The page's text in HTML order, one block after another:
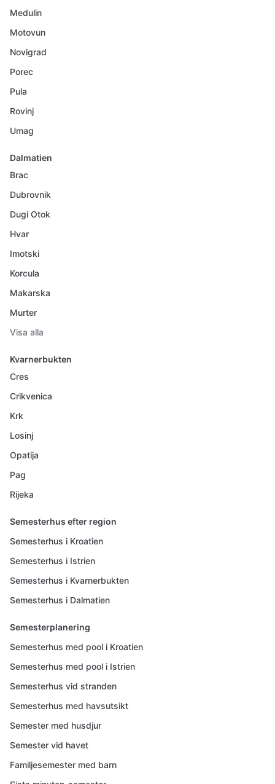
Medulin
Motovun
Novigrad
Porec
Pula
Rovinj
Umag
Dalmatien
Brac
Dubrovnik
Dugi Otok
Hvar
Imotski
Korcula
Makarska
Murter
Visa alla
Kvarnerbukten
Cres
Crikvenica
Krk
Losinj
Opatija
Pag
Rijeka
Semesterhus efter region
Semesterhus i Kroatien
Semesterhus i Istrien
Semesterhus i Kvarnerbukten
Semesterhus i Dalmatien
Semesterplanering
Semesterhus med pool i Kroatien
Semesterhus med pool i Istrien
Semesterhus vid stranden
Semesterhus med havsutsikt
Semester med husdjur
Semester vid havet
Familjesemester med barn